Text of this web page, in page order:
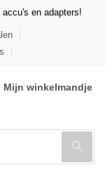
en adapters!
Mijn winkelmandje